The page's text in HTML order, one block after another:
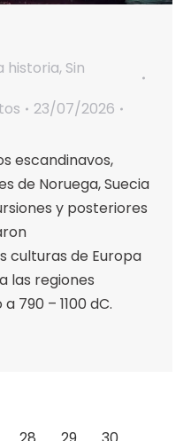
historia, Sin
23/07/2026
escandinavos,
de Noruega, Suecia
y posteriores
culturas de Europa
las regiones
790 – 1100 dC.